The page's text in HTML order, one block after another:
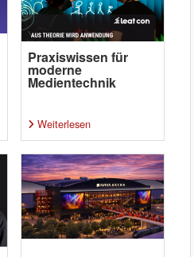
Praxiswissen für
moderne
Medientechnik
Weiterlesen